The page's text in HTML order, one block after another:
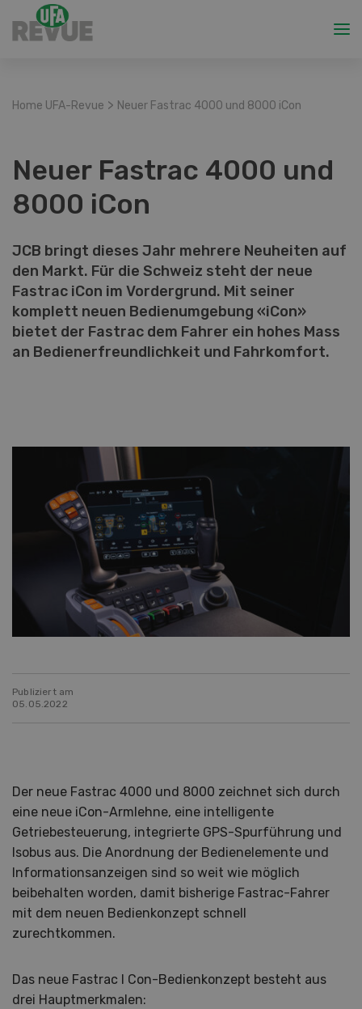
Home UFA-Revue > Neuer Fastrac 4000 und 8000 iCon
Neuer Fastrac 4000 und
8000 iCon
JCB bringt dieses Jahr mehrere Neuheiten auf
den Markt. Für die Schweiz steht der neue
Fastrac iCon im Vordergrund. Mit seiner
komplett neuen Bedienumgebung «iCon»
bietet der Fastrac dem Fahrer ein hohes Mass
an Bedienerfreundlichkeit und Fahrkomfort.
Publiziert am
05.05.2022
Der neue Fastrac 4000 und 8000 zeichnet sich durch
eine neue iCon-Armlehne, eine intelligente
Getriebesteuerung, integrierte GPS-Spurführung und
Isobus aus. Die Anordnung der Bedienelemente und
Informationsanzeigen sind so weit wie möglich
beibehalten worden, damit bisherige Fastrac-Fahrer
mit dem neuen Bedienkonzept schnell
zurechtkommen.
Das neue Fastrac I Con-Bedienkonzept besteht aus
drei Hauptmerkmalen: